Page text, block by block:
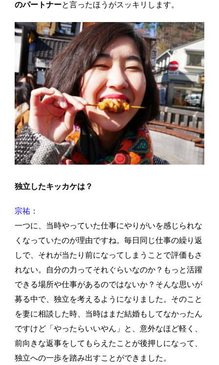
のパートナーと言ったほうがスッキリします。
独立したキッカケは？
宗祐：
一つに、当時やっていた仕事にやりがいを感じられな
くなっていたのが理由ですね。毎日同じ仕事の繰り返
しで、それが当たり前になってしまうことで評価もさ
れない。自分の力ってそれぐらいなのか？もっと活躍
できる場所や仕事があるのではないか？そんな思いが
募る中で、独立を考えるようになりました。そのこと
を妻に相談した時、当時はまだ結婚もしてなかったん
ですけど「やったらいいやん」と、意外なほど軽く、
前向きな返事をしてもらえたことが後押しになって、
独立への一歩を踏み出すことができました。